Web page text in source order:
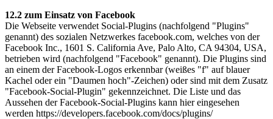
12.2 zum Einsatz von Facebook
Die Webseite verwendet Social-Plugins (nachfolgend "Plugins"
genannt) des sozialen Netzwerkes facebook.com, welches von der
Facebook Inc., 1601 S. California Ave, Palo Alto, CA 94304, USA,
betrieben wird (nachfolgend "Facebook" genannt). Die Plugins sind
an einem der Facebook-Logos erkennbar (weißes "f" auf blauer
Kachel oder ein "Daumen hoch"-Zeichen) oder sind mit dem Zusatz
"Facebook-Social-Plugin" gekennzeichnet. Die Liste und das
Aussehen der Facebook-Social-Plugins kann hier eingesehen
werden https://developers.facebook.com/docs/plugins/